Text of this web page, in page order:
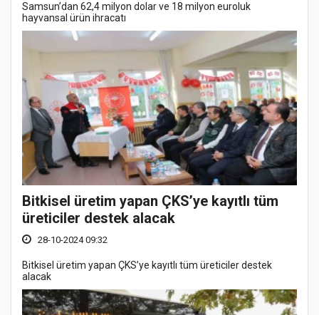
Samsun’dan 62,4 milyon dolar ve 18 milyon euroluk
hayvansal ürün ihracatı
Bitkisel üretim yapan ÇKS’ye kayıtlı tüm
üreticiler destek alacak
28-10-2024 09:32
Bitkisel üretim yapan ÇKS’ye kayıtlı tüm üreticiler destek
alacak